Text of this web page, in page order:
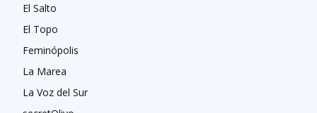
El Salto
El Topo
Feminópolis
La Marea
La Voz del Sur